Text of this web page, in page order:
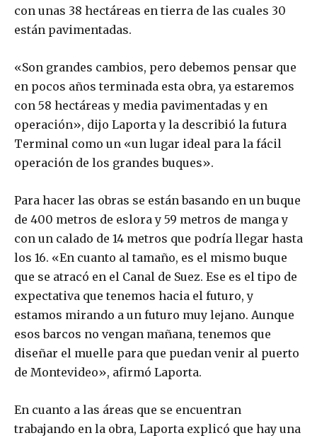
con unas 38 hectáreas en tierra de las cuales 30
están pavimentadas.
«Son grandes cambios, pero debemos pensar que
en pocos años terminada esta obra, ya estaremos
con 58 hectáreas y media pavimentadas y en
operación», dijo Laporta y la describió la futura
Terminal como un «un lugar ideal para la fácil
operación de los grandes buques».
Para hacer las obras se están basando en un buque
de 400 metros de eslora y 59 metros de manga y
con un calado de 14 metros que podría llegar hasta
los 16. «En cuanto al tamaño, es el mismo buque
que se atracó en el Canal de Suez. Ese es el tipo de
expectativa que tenemos hacia el futuro, y
estamos mirando a un futuro muy lejano. Aunque
esos barcos no vengan mañana, tenemos que
diseñar el muelle para que puedan venir al puerto
de Montevideo», afirmó Laporta.
En cuanto a las áreas que se encuentran
trabajando en la obra, Laporta explicó que hay una